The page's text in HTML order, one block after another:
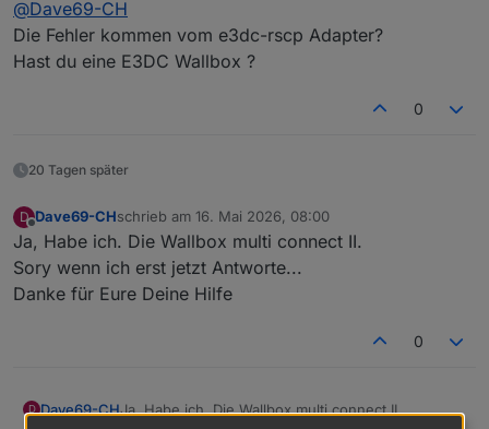
Habe nur den Node js aktualisiert und den ganzen
PC neu gebootet (hätte ich das nicht tun sollen?)
habe ist 4 warn.
ERROR WB_REQ_ENERGY_ALL
ERROR WB_REQ_PM-POWER_L1
ERROR WB_REQ_PM-POWER_L2
kann mann die irgend wie abschalten oder
@Dave69-CH
Die Fehler kommen vom e3dc-rscp Adapter?
Hast du eine E3DC Wallbox ?
0
20 Tagen später
D
Offline
Dave69-CHschrieb am 16. Mai 2026, 08:00
zuletzt editiert von
Ja, Habe ich. Die Wallbox multi connect II.
Sory wenn ich erst jetzt Antworte...
Danke für Eure Deine Hilfe
0
D Dave69-CHJa, Habe ich. Die Wallbox multi connect II.